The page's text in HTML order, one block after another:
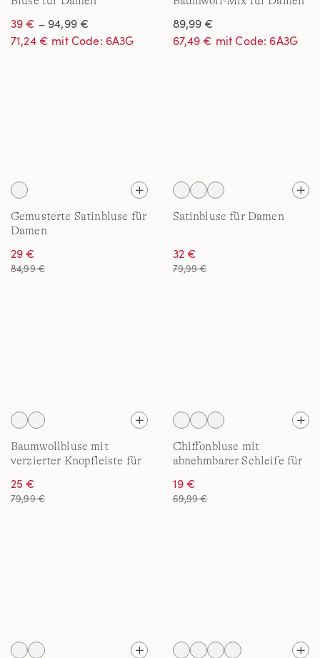
39 € – 94,99 €
71,24 € mit Code: 6A3G
89,99 €
67,49 € mit Code: 6A3G
Gemusterte Satinbluse für
Damen
29 €
84,99 €
Satinbluse für Damen
32 €
79,99 €
Baumwollbluse mit
verzierter Knopfleiste für
25 €
79,99 €
Chiffonbluse mit
abnehmbarer Schleife für
19 €
69,99 €